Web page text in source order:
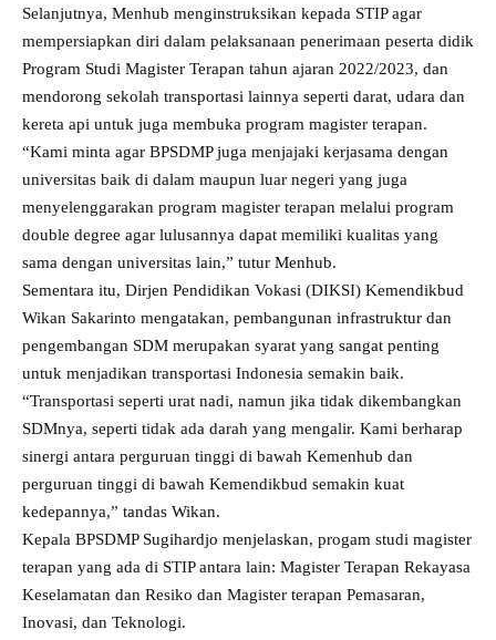
Selanjutnya, Menhub menginstruksikan kepada STIP agar
mempersiapkan diri dalam pelaksanaan penerimaan peserta didik
Program Studi Magister Terapan tahun ajaran 2022/2023, dan
mendorong sekolah transportasi lainnya seperti darat, udara dan
kereta api untuk juga membuka program magister terapan.
“Kami minta agar BPSDMP juga menjajaki kerjasama dengan
universitas baik di dalam maupun luar negeri yang juga
menyelenggarakan program magister terapan melalui program
double degree agar lulusannya dapat memiliki kualitas yang
sama dengan universitas lain,” tutur Menhub.
Sementara itu, Dirjen Pendidikan Vokasi (DIKSI) Kemendikbud
Wikan Sakarinto mengatakan, pembangunan infrastruktur dan
pengembangan SDM merupakan syarat yang sangat penting
untuk menjadikan transportasi Indonesia semakin baik.
“Transportasi seperti urat nadi, namun jika tidak dikembangkan
SDMnya, seperti tidak ada darah yang mengalir. Kami berharap
sinergi antara perguruan tinggi di bawah Kemenhub dan
perguruan tinggi di bawah Kemendikbud semakin kuat
kedepannya,” tandas Wikan.
Kepala BPSDMP Sugihardjo menjelaskan, progam studi magister
terapan yang ada di STIP antara lain: Magister Terapan Rekayasa
Keselamatan dan Resiko dan Magister terapan Pemasaran,
Inovasi, dan Teknologi.